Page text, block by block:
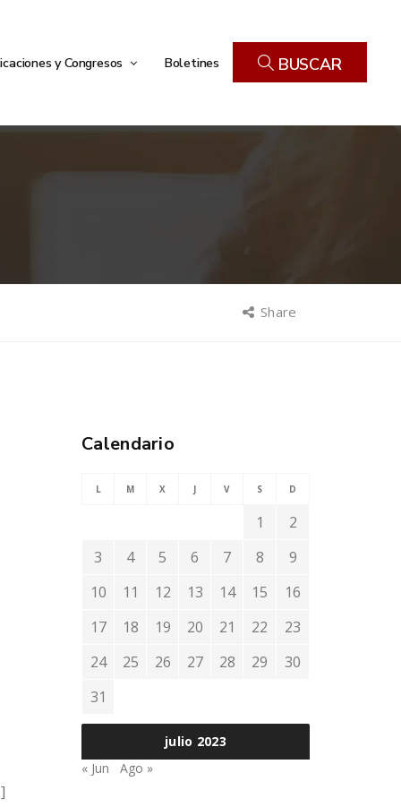
y Congresos Boletines BUSCAR
Share
Calendario
julio 2023
L M X J V S D
1
2
3
4 5 6 7 8
9
10
11 12 13 14 15
16
17
18 19 20 21 22
23
24
25 26 27 28 29
30
31
« Jun Ago »